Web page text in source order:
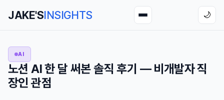
JAKE'SINSIGHTS 🌙
AI
노션 AI 한 달 써본 솔직 후기 — 비개발자 직
장인 관점